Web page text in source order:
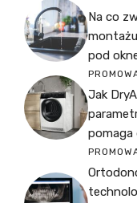
Na co
pod
Jak
pomaga